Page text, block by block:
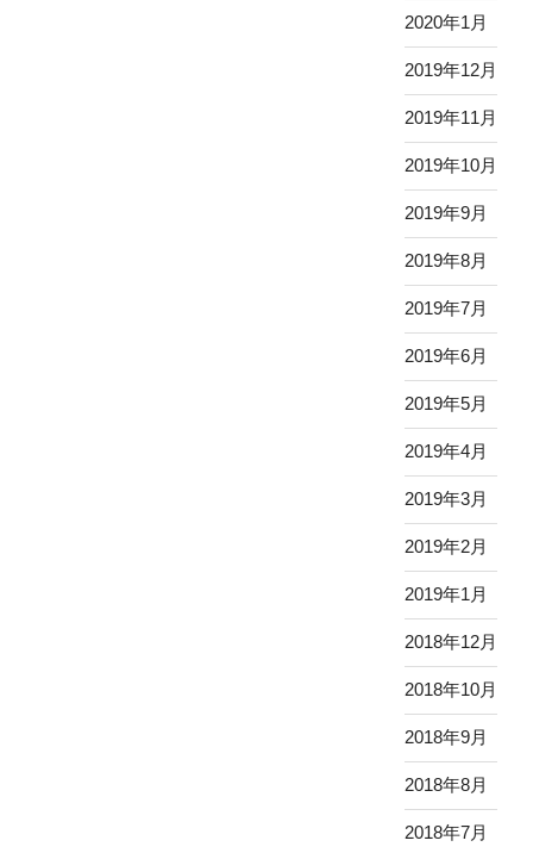
2020年1月
2019年12月
2019年11月
2019年10月
2019年9月
2019年8月
2019年7月
2019年6月
2019年5月
2019年4月
2019年3月
2019年2月
2019年1月
2018年12月
2018年10月
2018年9月
2018年8月
2018年7月